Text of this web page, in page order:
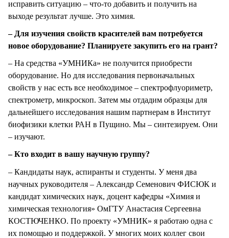
исправить ситуацию – что-то добавить и получить на
выходе результат лучше. Это химия.
– Для изучения свойств красителей вам потребуется
новое оборудование? Планируете закупить его на грант?
– На средства «УМНИКа» не получится приобрести
оборудование. Но для исследования первоначальных
свойств у нас есть все необходимое – спектрофлуориметр,
спектрометр, микроскоп. Затем мы отдадим образцы для
дальнейшего исследования нашим партнерам в Институт
биофизики клетки РАН в Пущино. Мы – синтезируем. Они
– изучают.
– Кто входит в вашу научную группу?
– Кандидаты наук, аспиранты и студенты. У меня два
научных руководителя – Александр Семенович ФИСЮК и
кандидат химических наук, доцент кафедры «Химия и
химическая технология» ОмГТУ Анастасия Сергеевна
КОСТЮЧЕНКО. По проекту «УМНИК» я работаю одна с
их помощью и поддержкой. У многих моих коллег свои